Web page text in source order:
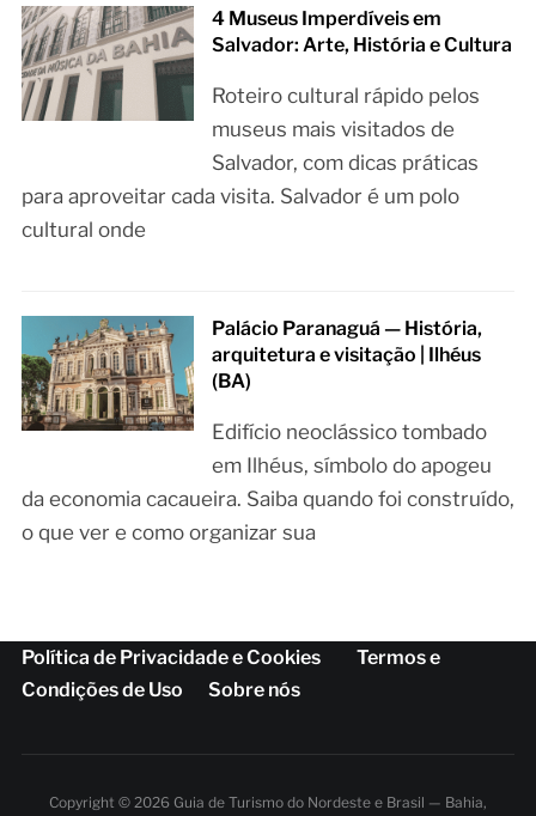
4 Museus Imperdíveis em
Salvador: Arte, História e Cultura
Roteiro cultural rápido pelos
museus mais visitados de
Salvador, com dicas práticas
para aproveitar cada visita. Salvador é um polo
cultural onde
Palácio Paranaguá — História,
arquitetura e visitação | Ilhéus
(BA)
Edifício neoclássico tombado
em Ilhéus, símbolo do apogeu
da economia cacaueira. Saiba quando foi construído,
o que ver e como organizar sua
Política de Privacidade e Cookies
Termos e
Condições de Uso
Sobre nós
Copyright © 2026 Guia de Turismo do Nordeste e Brasil — Bahia,